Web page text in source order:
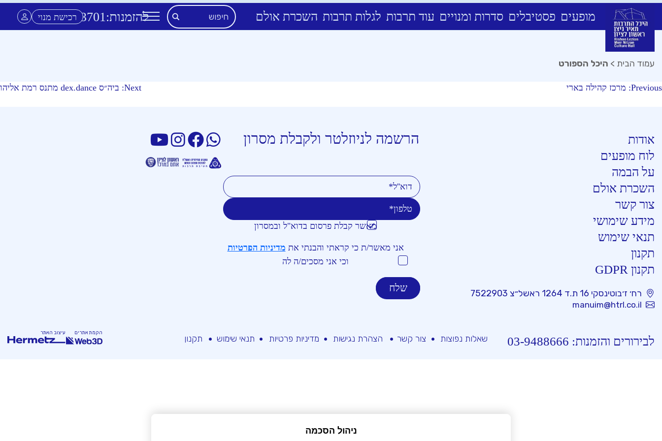
content
מופעים פסטיבלים סדרות ומנויים עוד תרבות לגלות תרבות השכרת אולם להזמנות: *3701 רכישת מנוי
עמוד הבית > היכל הספורט
ניווט
Previous: מרכז קהילה בארי Next: ביה״ס dex.dance מתנס רמת אליהו
אודות
לוח מופעים
על הבמה
השכרת אולם
צור קשר
מידע שימושי
תנאי שימוש
תקנון
תקנון GDPR
רח׳ ז׳בוטינסקי 16 ת.ד 1264 ראשל״צ 7522903
manuim@htrl.co.il
הרשמה לניוזלטר ולקבלת מסרון
דוא''ל
טלפון
מאשר קבלת פרסום בדוא"ל ובמסרון
אני מאשר/ת כי קראתי והבנתי את מדיניות הפרטיות
וכי אני מסכים/ה לה
לבירורים והזמנות: 03-9488666 שאלות נפוצות צור קשר הצהרת נגישות מדיניות פרטיות תנאי שימוש תקנון
הקמת אתרים עיצוב האתר
ניהול הסכמה